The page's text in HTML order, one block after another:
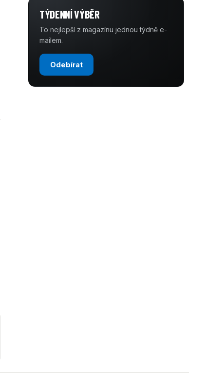
TÝDENNÍ VÝBĚR
To nejlepší z magazínu jednou týdně e-
mailem.
Odebírat